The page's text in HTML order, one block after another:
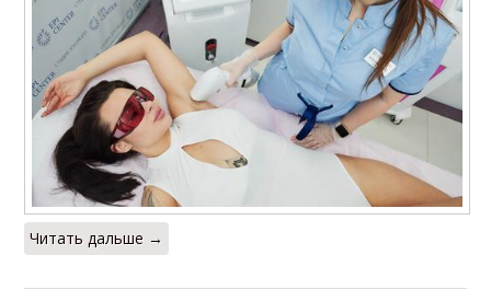
Читать дальше →